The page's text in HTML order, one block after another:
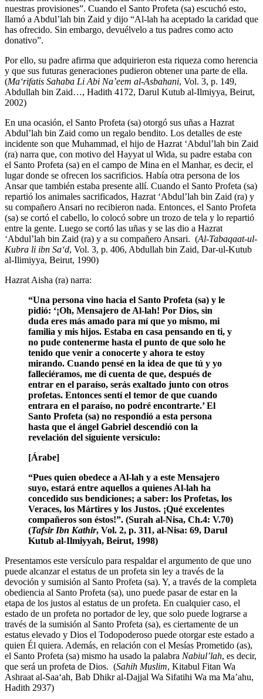
nuestras provisiones”. Cuando el Santo Profeta (sa) escuchó esto,
llamó a Abdul’lah bin Zaid y dijo “Al-lah ha aceptado la caridad que
has ofrecido. Sin embargo, devuélvelo a tus padres como acto
donativo”.
Por ello, su padre afirma que adquirieron esta riqueza como herencia
y que sus futuras generaciones pudieron obtener una parte de ella.
(Ma‘rifatis Sahaba Li Abi Na’eem al-Asbahani, Vol. 3, p. 149,
Abdullah bin Zaid…, Hadith 4172, Darul Kutub al-Ilmiyya, Beirut,
2002)
En una ocasión, el Santo Profeta (sa) otorgó sus uñas a Hazrat
Abdul’lah bin Zaid como un regalo bendito. Los detalles de este
incidente son que Muhammad, el hijo de Hazrat ‘Abdul’lah bin Zaid
(ra) narra que, con motivo del Hayyat ul Wida, su padre estaba con
el Santo Profeta (sa) en el campo de Mina en el Manhar, es decir, el
lugar donde se ofrecen los sacrificios. Había otra persona de los
Ansar que también estaba presente allí. Cuando el Santo Profeta (sa)
repartió los animales sacrificados, Hazrat ‘Abdul’lah bin Zaid (ra) y
su compañero Ansari no recibieron nada. Entonces, el Santo Profeta
(sa) se cortó el cabello, lo colocó sobre un trozo de tela y lo repartió
entre la gente. Luego se cortó las uñas y se las dio a Hazrat
‘Abdul’lah bin Zaid (ra) y a su compañero Ansari. (Al-Tabaqaat-ul-
Kubra li ibn Sa‘d, Vol. 3, p. 406, Abdullah bin Zaid, Dar-ul-Kutub
al-Ilimiyya, Beirut, 1990)
Hazrat Aisha (ra) narra:
“Una persona vino hacia el Santo Profeta (sa) y le
pidió: ‘¡Oh, Mensajero de Al-lah! Por Dios, sin
duda eres más amado para mí que yo mismo, mi
familia y mis hijos. Estaba en casa pensando en ti, y
no pude contenerme hasta el punto de que solo he
tenido que venir a conocerte y ahora te estoy
mirando. Cuando pensé en la idea de que tú y yo
falleciéramos, me di cuenta de que, después de
entrar en el paraíso, serás exaltado junto con otros
profetas. Entonces sentí el temor de que cuando
entrara en el paraíso, no podré encontrarte.’ El
Santo Profeta (sa) no respondió a esta persona
hasta que el ángel Gabriel descendió con la
revelación del siguiente versículo:
[Árabe]
“Pues quien obedece a Al-lah y a este Mensajero
suyo, estará entre aquellos a quienes Al-lah ha
concedido sus bendiciones; a saber: los Profetas, los
Veraces, los Mártires y los Justos. ¡Qué excelentes
compañeros son éstos!”. (Surah al-Nisa, Ch.4: V.70)
(Tafsir Ibn Kathir, Vol. 2, p. 311, al-Nisa: 69, Darul
Kutub al-Ilmiyyah, Beirut, 1998)
Presentamos este versículo para respaldar el argumento de que uno
puede alcanzar el estatus de un profeta sin ley a través de la
devoción y sumisión al Santo Profeta (sa). Y, a través de la completa
obediencia al Santo Profeta (sa), uno puede pasar de estar en la
etapa de los justos al estatus de un profeta. En cualquier caso, el
estado de un profeta no portador de ley, que solo puede lograrse a
través de la sumisión al Santo Profeta (sa), es ciertamente de un
estatus elevado y Dios el Todopoderoso puede otorgar este estado a
quien Él quiera. Además, en relación con el Mesías Prometido (as),
el Santo Profeta (sa) mismo ha usado la palabra Nabiul’lah, es decir,
que será un profeta de Dios. (Sahih Muslim, Kitabul Fitan Wa
Ashraat al-Saa‘ah, Bab Dhikr al-Dajjal Wa Sifatihi Wa ma Ma’ahu,
Hadith 2937)